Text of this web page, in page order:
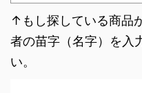
↑もし探している商品
者の苗字（名字）を入
い。